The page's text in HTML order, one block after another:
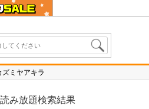
ズミヤアキラ
み放題検索結果